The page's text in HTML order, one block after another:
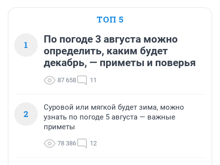
ТОП 5
1
По погоде 3 августа можно
определить, каким будет
декабрь, — приметы и поверья
87 658 11
2
Суровой или мягкой будет зима, можно
узнать по погоде 5 августа — важные
приметы
78 386 12